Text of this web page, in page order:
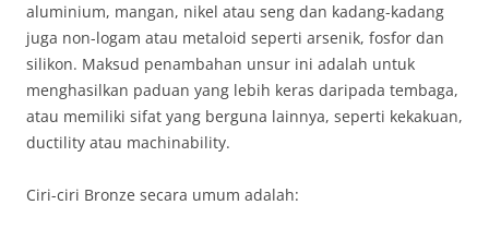
aluminium, mangan, nikel atau seng dan kadang-kadang
juga non-logam atau metaloid seperti arsenik, fosfor dan
silikon. Maksud penambahan unsur ini adalah untuk
menghasilkan paduan yang lebih keras daripada tembaga,
atau memiliki sifat yang berguna lainnya, seperti kekakuan,
ductility atau machinability.
Ciri-ciri Bronze secara umum adalah: